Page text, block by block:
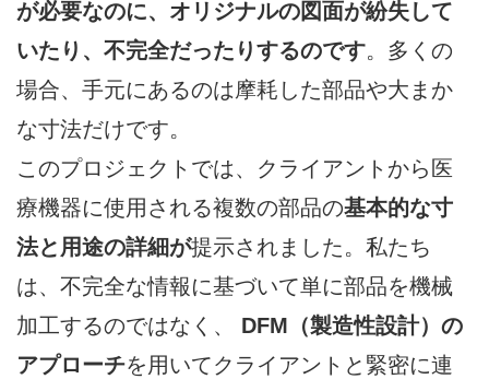
が必要なのに、オリジナルの図面が紛失して
いたり​​、不完全だったりするのです。多くの
場合、手元にあるのは摩耗した部品や大まか
な寸法だけです。
このプロジェクトでは、クライアントから医
療機器に使用される複数の部品の基本的な寸
法と用途の詳細が提示されました。私たち
は、不完全な情報に基づいて単に部品を機械
加工するのではなく、 DFM（製造性設計）の
アプローチを用いてクライアントと緊密に連